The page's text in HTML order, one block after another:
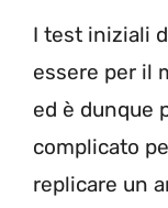
I test iniziali
essere per il
ed è dunque
complicato
replicare un